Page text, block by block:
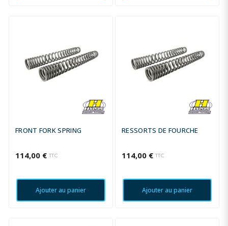
FRONT FORK SPRING
114,00 € TTC
Ajouter au panier
RESSORTS DE FOURCHE
114,00 € TTC
Ajouter au panier